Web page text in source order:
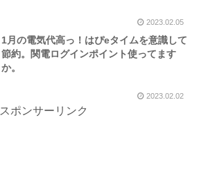
2023.02.05
1月の電気代高っ！はぴeタイムを意識して
節約。関電ログインポイント使ってます
か。
2023.02.02
スポンサーリンク